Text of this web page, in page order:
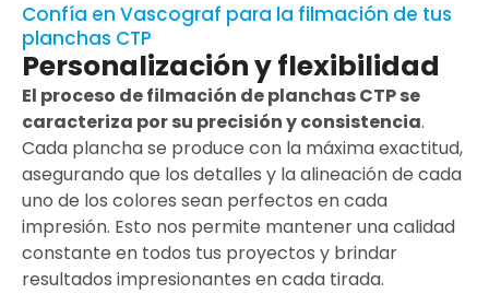
Confía en Vascograf para la filmación de tus
planchas CTP
Personalización y flexibilidad
El proceso de filmación de planchas CTP se
caracteriza por su precisión y consistencia.
Cada plancha se produce con la máxima exactitud,
asegurando que los detalles y la alineación de cada
uno de los colores sean perfectos en cada
impresión. Esto nos permite mantener una calidad
constante en todos tus proyectos y brindar
resultados impresionantes en cada tirada.